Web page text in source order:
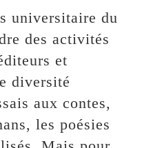
universitaire du
des activités
et
diversité
aux contes,
les poésies